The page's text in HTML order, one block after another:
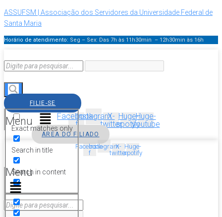
ASSUFSM | Associação dos Servidores da Universidade Federal de
Santa Maria
Horário de atendimento: Seg – Sex: Das 7h às 11h30min – 12h30min às 16h
Exact matches only
Search in title
Search in content
Menu
FILIE-SE
Facebook-
f
InstagramX-
twitter
Huge-
spotify
Huge-
youtube
ÁREA DO FILIADO
Facebook-
f
InstagramX-
twitter
Huge-
spotify
Menu